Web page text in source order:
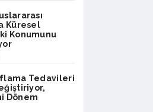
Küresel
Konumunu
Tedavileri
Dönem